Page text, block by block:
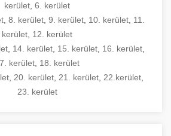
kerület 6. kerület
, 8. kerület, 9. kerület, 10. kerület, 11.
kerület 12. kerület
14. kerület 15. kerület 16. kerület
kerület 18. kerület
20. kerület 21. kerület 22.kerület
23. kerület